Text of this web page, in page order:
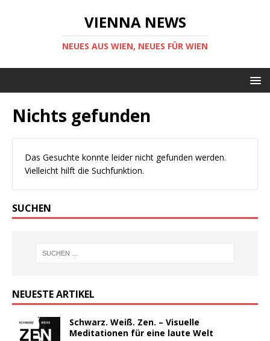
VIENNA NEWS
NEUES AUS WIEN, NEUES FÜR WIEN
Nichts gefunden
Das Gesuchte konnte leider nicht gefunden werden.
Vielleicht hilft die Suchfunktion.
SUCHEN
NEUESTE ARTIKEL
Schwarz. Weiß. Zen. – Visuelle
Meditationen für eine laute Welt